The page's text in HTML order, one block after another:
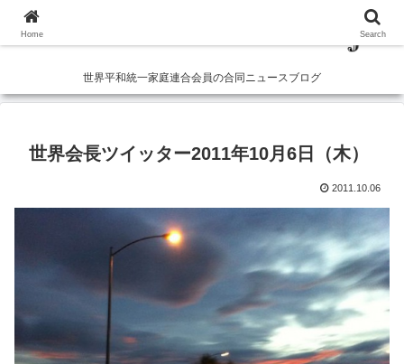
世界平和統一家庭連合会員の合同ニュースブログ
世界会長ツイッター2011年10月6日（木）
2011.10.06
Home Search